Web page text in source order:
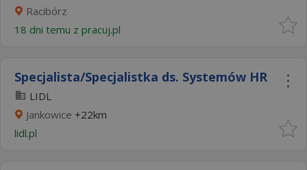
Racibórz
18 dni temu z pracuj.pl
Specjalista/Specjalistka ds. Systemów HR
LIDL
Jankowice +22km
lidl.pl